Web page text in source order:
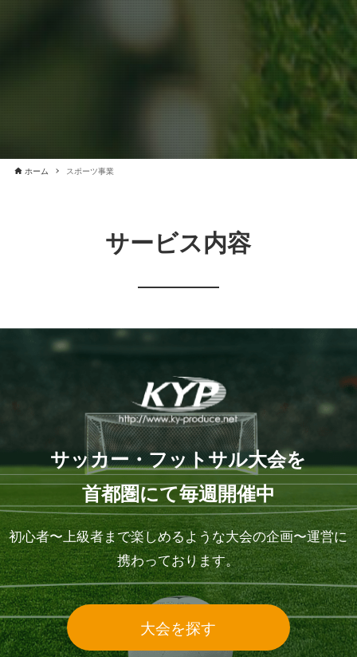
ホーム スポーツ事業
サービス内容
サッカー・フットサル大会を
首都圏にて毎週開催中
初心者〜上級者まで楽しめるような大会の企画〜運営に
携わっております。
大会を探す